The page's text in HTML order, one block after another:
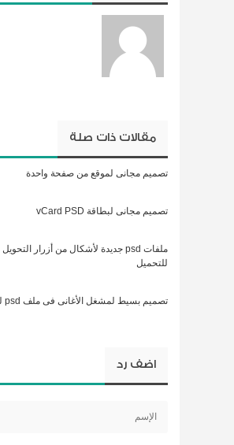
مقالات ذات صلة
تصميم مجانى لموقع من صفحة واحدة
تصميم مجانى لبطاقة vCard PSD
للتحميل
تصميم بسيط لمشغل الأغانى فى ملف psd للتحميل
اضف رد